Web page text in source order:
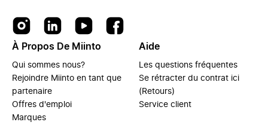
À Propos De Miinto
Qui sommes nous?
Rejoindre Miinto en tant que
partenaire
Offres d'emploi
Marques
Aide
Les questions fréquentes
Se rétracter du contrat ici
(Retours)
Service client